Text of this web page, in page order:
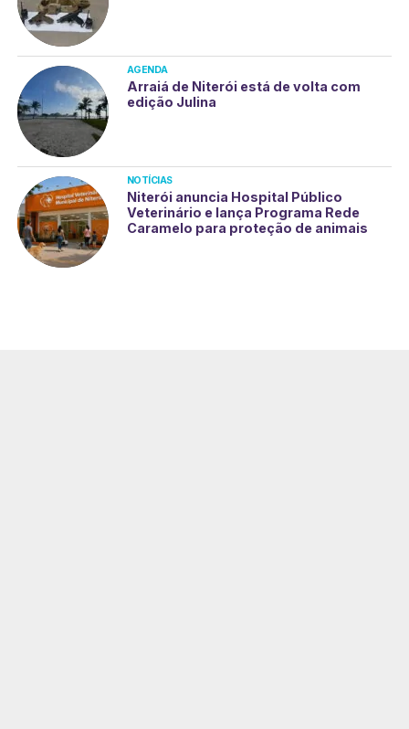
AGENDA
Arraiá de Niterói está de volta com
edição Julina
NOTÍCIAS
Niterói anuncia Hospital Público
Veterinário e lança Programa Rede
Caramelo para proteção de animais